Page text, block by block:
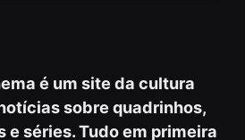
é um site da cultura
sobre quadrinhos,
e séries. Tudo em primeira